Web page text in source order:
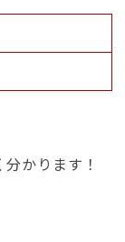
かります！